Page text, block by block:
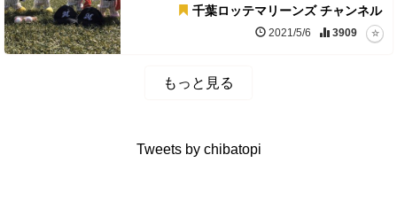
千葉ロッテマリーンズ チャンネル
2021/5/6 3909
もっと見る
Tweets by chibatopi